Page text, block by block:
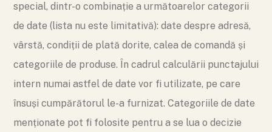
special, dintr-o combinație a următoarelor categorii
de date (lista nu este limitativă): date despre adresă,
vârstă, condiții de plată dorite, calea de comandă și
categoriile de produse. În cadrul calculării punctajului
intern numai astfel de date vor fi utilizate, pe care
însuși cumpărătorul le-a furnizat. Categoriile de date
menționate pot fi folosite pentru a se lua o decizie